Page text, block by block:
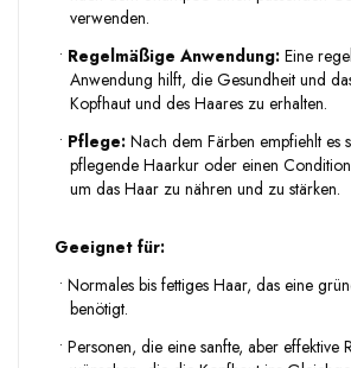
verwenden.
• Regelmäßige Anwendung: Eine
Anwendung hilft, die Gesundheit und
Kopfhaut und des Haares zu erhalten.
• Pflege: Nach dem Färben empfiehlt es
pflegende Haarkur oder einen
um das Haar zu nähren und zu stärken.
Geeignet für:
• Normales bis fettiges Haar, das eine
benötigt.
• Personen, die eine sanfte, aber effektive